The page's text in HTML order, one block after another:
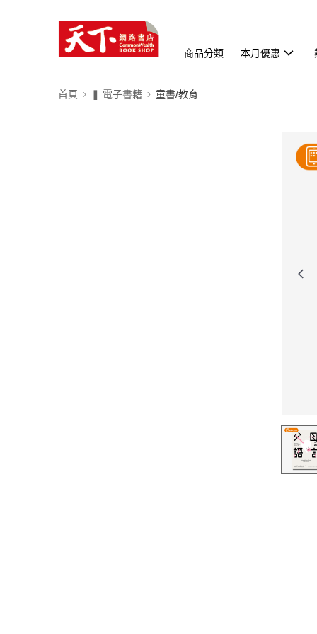
商品分類 本月優惠
首頁 ❚ 電子書籍 童書/教育